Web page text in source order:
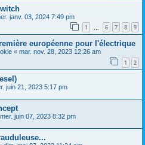
janv. 03, 2024 7:49 pm
1 6 7 8 9
européenne pour l'électrique
« mar. nov. 28, 2023 12:26 am
1 2
juin 21, 2023 5:17 pm
mer. juin 07, 2023 8:32 pm